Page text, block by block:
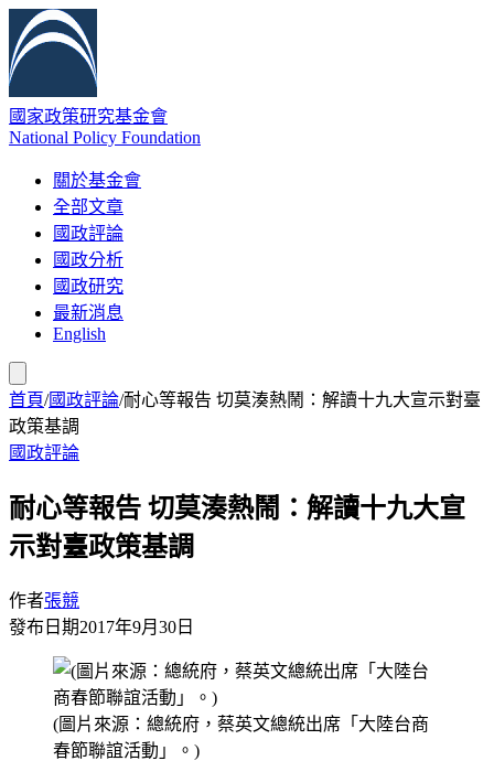
國家政策研究基金會
National Policy Foundation
關於基金會
全部文章
國政評論
國政分析
國政研究
最新消息
English
首頁/國政評論/耐心等報告 切莫湊熱鬧：解讀十九大宣示對臺
政策基調
國政評論
耐心等報告 切莫湊熱鬧：解讀十九大宣
示對臺政策基調
作者張競
發布日期2017年9月30日
(圖片來源：總統府，蔡英文總統出席「大陸台商
春節聯誼活動」。)